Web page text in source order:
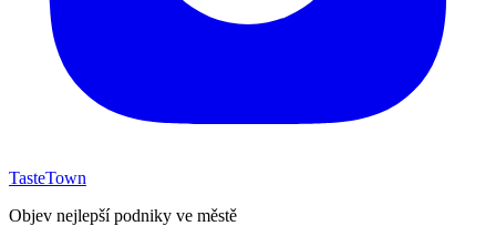
TasteTown
Objev nejlepší podniky ve městě